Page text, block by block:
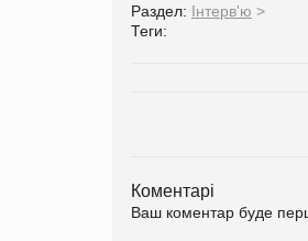
Раздел: Інтерв'ю >
Теги:
Коментарі
Ваш коментар буде